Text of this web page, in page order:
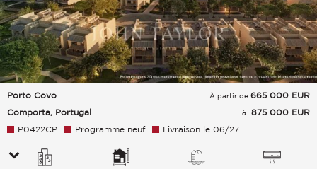
Porto Covo
Comporta, Portugal
À partir de 665 000 EUR
à
875 000 EUR
P0422CP
Programme neuf Livraison le 06/27